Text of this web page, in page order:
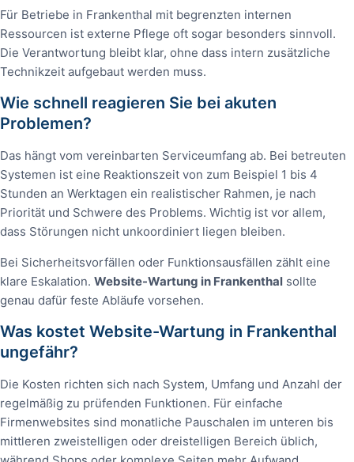
Für Betriebe in Frankenthal mit begrenzten internen
Ressourcen ist externe Pflege oft sogar besonders sinnvoll.
Die Verantwortung bleibt klar, ohne dass intern zusätzliche
Technikzeit aufgebaut werden muss.
Wie schnell reagieren Sie bei akuten
Problemen?
Das hängt vom vereinbarten Serviceumfang ab. Bei betreuten
Systemen ist eine Reaktionszeit von zum Beispiel 1 bis 4
Stunden an Werktagen ein realistischer Rahmen, je nach
Priorität und Schwere des Problems. Wichtig ist vor allem,
dass Störungen nicht unkoordiniert liegen bleiben.
Bei Sicherheitsvorfällen oder Funktionsausfällen zählt eine
klare Eskalation. Website-Wartung in Frankenthal sollte
genau dafür feste Abläufe vorsehen.
Was kostet Website-Wartung in Frankenthal
ungefähr?
Die Kosten richten sich nach System, Umfang und Anzahl der
regelmäßig zu prüfenden Funktionen. Für einfache
Firmenwebsites sind monatliche Pauschalen im unteren bis
mittleren zweistelligen oder dreistelligen Bereich üblich,